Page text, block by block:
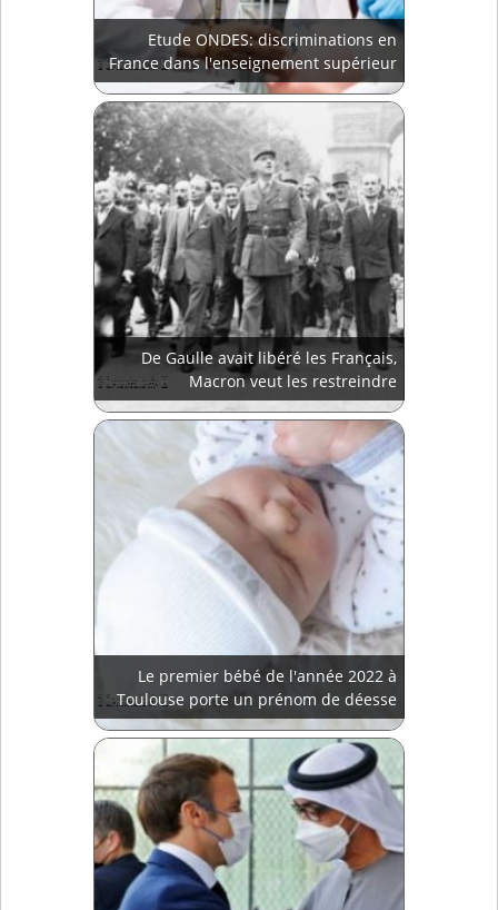
Etude ONDES: discriminations en
France dans l'enseignement supérieur
De Gaulle avait libéré les Français,
Macron veut les restreindre
Le premier bébé de l'année 2022 à
Toulouse porte un prénom de déesse